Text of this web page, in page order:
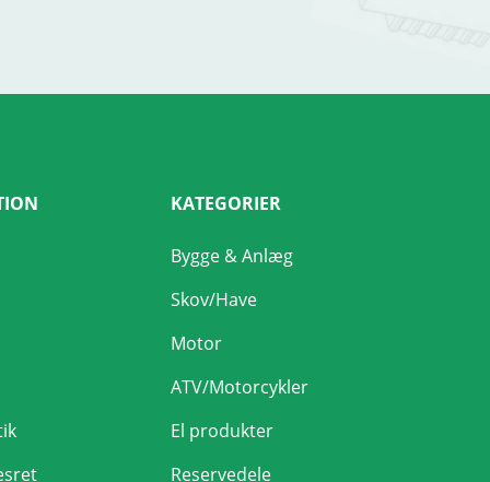
KATEGORIER
Bygge & Anlæg
Skov/Have
Motor
ATV/Motorcykler
El produkter
Reservedele